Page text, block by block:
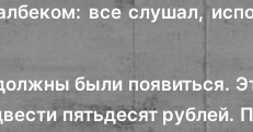
все слушал,
были появиться.
пятьдесят